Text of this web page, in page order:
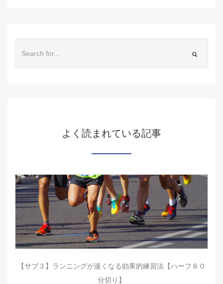
よく読まれている記事
【サブ３】ランニングが速くなる効果的練習法【ハーフ８０
分切り】